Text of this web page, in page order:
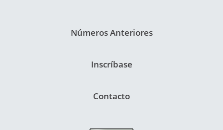
Números Anteriores
Inscríbase
Contacto